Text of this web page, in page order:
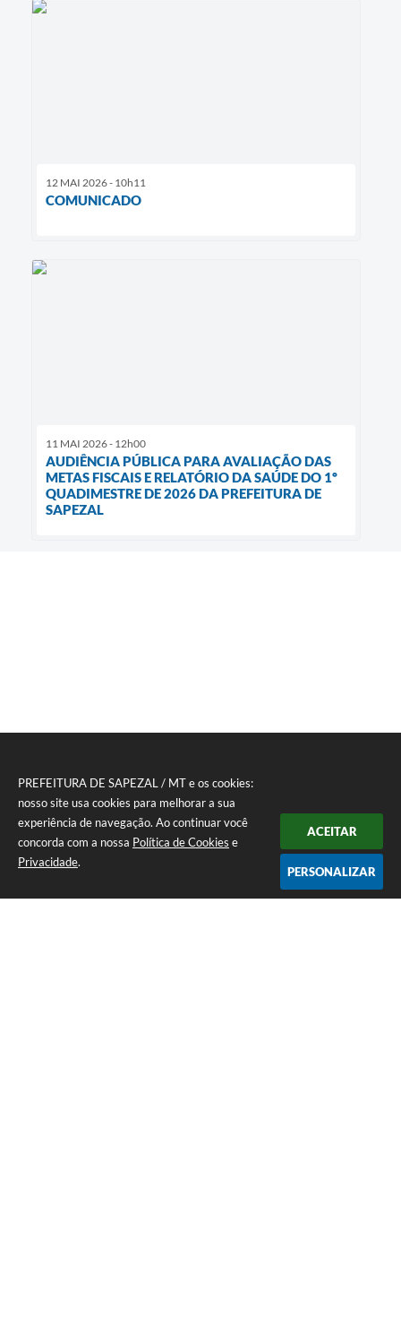
PREFEITURA DE SAPEZAL / MT e os cookies:
nosso site usa cookies para melhorar a sua
experiência de navegação. Ao continuar você
concorda com a nossa Política de Cookies e
Privacidade.
ACEITAR
PERSONALIZAR
12 MAI 2026 - 10h11
COMUNICADO
11 MAI 2026 - 12h00
AUDIÊNCIA PÚBLICA PARA AVALIAÇÃO DAS
METAS FISCAIS E RELATÓRIO DA SAÚDE DO 1º
QUADIMESTRE DE 2026 DA PREFEITURA DE
SAPEZAL